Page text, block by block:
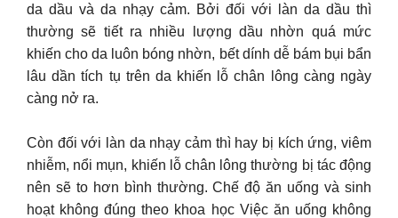
da dầu và da nhạy cảm. Bởi đối với làn da dầu thì
thường sẽ tiết ra nhiều lượng dầu nhờn quá mức
khiến cho da luôn bóng nhờn, bết dính dễ bám bụi bẩn
lâu dần tích tụ trên da khiến lỗ chân lông càng ngày
càng nở ra.
Còn đối với làn da nhạy cảm thì hay bị kích ứng, viêm
nhiễm, nổi mụn, khiến lỗ chân lông thường bị tác động
nên sẽ to hơn bình thường. Chế độ ăn uống và sinh
hoạt không đúng theo khoa học Việc ăn uống không